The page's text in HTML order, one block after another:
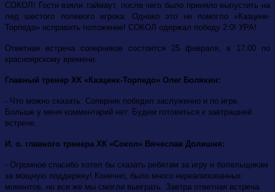
СОКОЛ! Гости взяли таймаут, после чего было приняло выпустить на
лед шестого полевого игрока. Однако это не помогло «Казцинк-
Торпедо» исправить положение! СОКОЛ одержал победу 2:0! УРА!
Ответная встреча соперников состоится 25 февраля, в 17:00 по
красноярскому времени.
Главный тренер ХК «Казцинк-Торпедо» Олег Болякин:
- Что можно сказать. Соперник победил заслуженно и по игре.
Больше у меня комментарий нет. Будем готовиться к завтрашней
встрече.
И. о. главного тренера ХК «Сокол» Вячеслав Долишня:
- Огромное спасибо хотел бы сказать ребятам за игру и болельщикам
за мощную поддержку! Конечно, было много нереализованных
моментов, но все же мы смогли выиграть. Завтра ответная встреча.